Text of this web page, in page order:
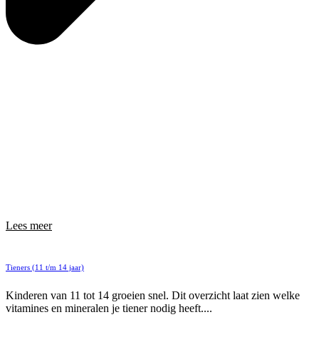
Lees meer
Tieners (11 t/m 14 jaar)
Kinderen van 11 tot 14 groeien snel. Dit overzicht laat zien welke
vitamines en mineralen je tiener nodig heeft....